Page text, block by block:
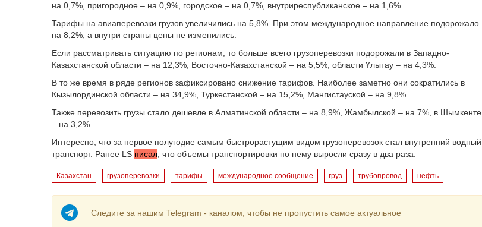
на 0,7%, пригородное – на 0,9%, городское – на 0,7%, внутриреспубликанское – на 1,6%.
Тарифы на авиаперевозки грузов увеличились на 5,8%. При этом международное направление подорожало
на 8,2%, а внутри страны цены не изменились.
Если рассматривать ситуацию по регионам, то больше всего грузоперевозки подорожали в Западно-
Казахстанской области – на 12,3%, Восточно-Казахстанской – на 5,5%, области Ұлытау – на 4,3%.
В то же время в ряде регионов зафиксировано снижение тарифов. Наиболее заметно они сократились в
Кызылординской области – на 34,9%, Туркестанской – на 15,2%, Мангистауской – на 9,8%.
Также перевозить грузы стало дешевле в Алматинской области – на 8,9%, Жамбылской – на 7%, в Шымкенте
– на 3,2%.
Интересно, что за первое полугодие самым быстрорастущим видом грузоперевозок стал внутренний водный
транспорт. Ранее LS писал, что объемы транспортировки по нему выросли сразу в два раза.
Казахстан грузоперевозки тарифы международное сообщение груз трубопровод нефть
Следите за нашим Telegram - каналом, чтобы не пропустить самое актуальное